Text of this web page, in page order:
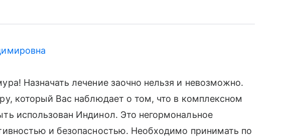
Назначать лечение заочно нельзя и невозможно.
который Вас наблюдает о том, что в комплексном
использован Индинол. Это негормональное
и безопасностью. Необходимо принимать по